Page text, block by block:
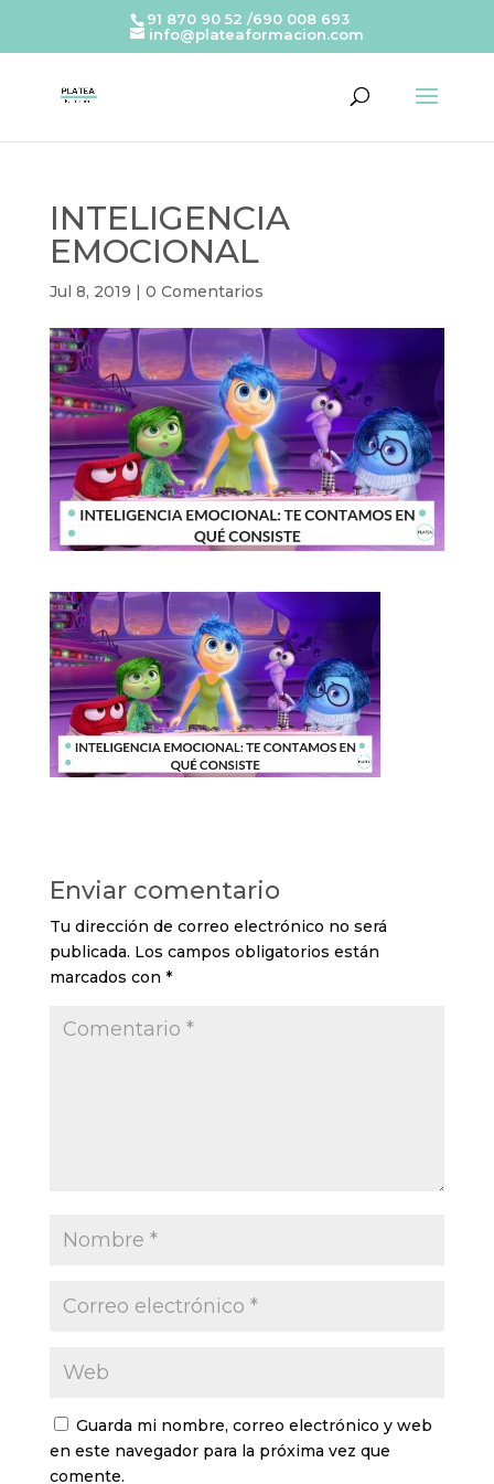
91 870 90 52 /690 008 693
info@plateaformacion.com
INTELIGENCIA
EMOCIONAL
Jul 8, 2019 | 0 Comentarios
Enviar comentario
Tu dirección de correo electrónico no será
publicada. Los campos obligatorios están
marcados con *
Guarda mi nombre, correo electrónico y web
en este navegador para la próxima vez que
comente.